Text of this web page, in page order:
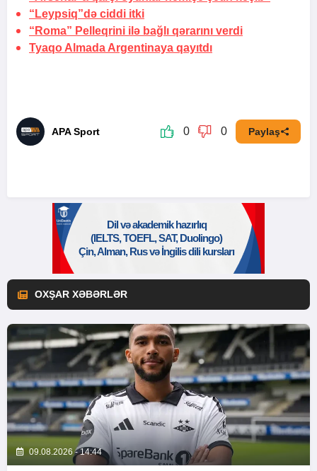
“Leypsiq”də ciddi itki
“Roma” Pelleqrini ilə bağlı qərarını verdi
Tyaqo Almada Argentinaya qayıtdı
APA Sport 0 0 Paylaş
OXŞAR XƏBƏRLƏR
09.08.2026 - 14:44